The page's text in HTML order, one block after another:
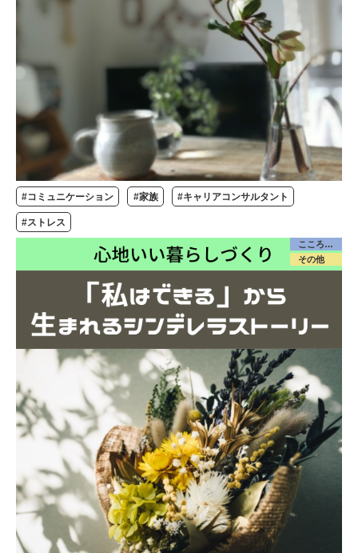
#コミュニケーション #家族 #キャリアコンサルタント
#ストレス
こころケア
その他